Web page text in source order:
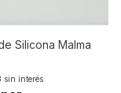
Silicona Malma
sin interés